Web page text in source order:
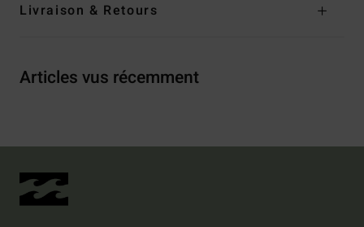
Livraison & Retours
Articles vus récemment